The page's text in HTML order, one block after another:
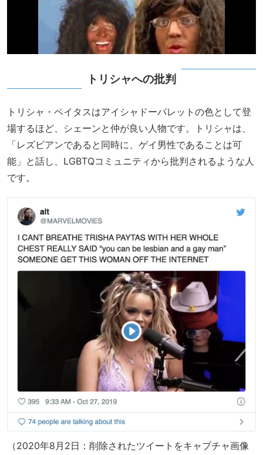
トリシャへの批判
トリシャ・ペイタスはアイシャドーパレットの色として登
場するほど、シェーンと仲が良い人物です。トリシャは、
「レズビアンであると同時に、ゲイ男性であることは可
能」と話し、LGBTQコミュニティから批判されるような人
です。
（2020年8月2日：削除されたツイートをキャプチャ画像